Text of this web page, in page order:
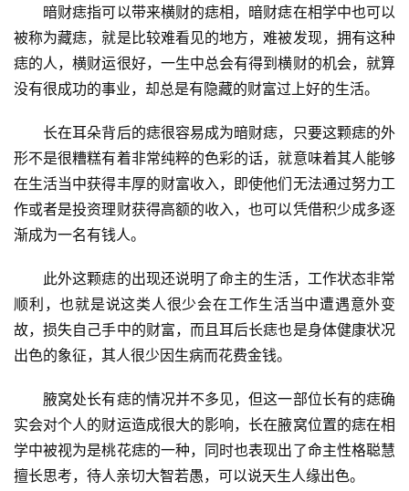
暗财痣指可以带来横财的痣相，暗财痣在相学中也可以
被称为藏痣，就是比较难看见的地方，难被发现，拥有这种
痣的人，横财运很好，一生中总会有得到横财的机会，就算
没有很成功的事业，却总是有隐藏的财富过上好的生活。
长在耳朵背后的痣很容易成为暗财痣，只要这颗痣的外
形不是很糟糕有着非常纯粹的色彩的话，就意味着其人能够
在生活当中获得丰厚的财富收入，即使他们无法通过努力工
作或者是投资理财获得高额的收入，也可以凭借积少成多逐
渐成为一名有钱人。
此外这颗痣的出现还说明了命主的生活，工作状态非常
顺利，也就是说这类人很少会在工作生活当中遭遇意外变
故，损失自己手中的财富，而且耳后长痣也是身体健康状况
出色的象征，其人很少因生病而花费金钱。
腋窝处长有痣的情况并不多见，但这一部位长有的痣确
实会对个人的财运造成很大的影响，长在腋窝位置的痣在相
学中被视为是桃花痣的一种，同时也表现出了命主性格聪慧
擅长思考，待人亲切大智若愚，可以说天生人缘出色。